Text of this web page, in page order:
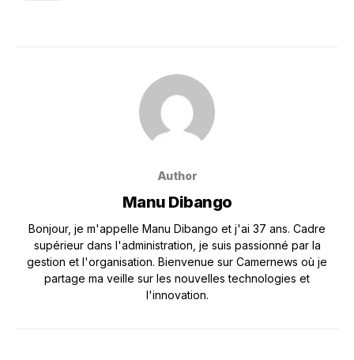
Author
Manu Dibango
Bonjour, je m'appelle Manu Dibango et j'ai 37 ans. Cadre
supérieur dans l'administration, je suis passionné par la
gestion et l'organisation. Bienvenue sur Camernews où je
partage ma veille sur les nouvelles technologies et
l'innovation.